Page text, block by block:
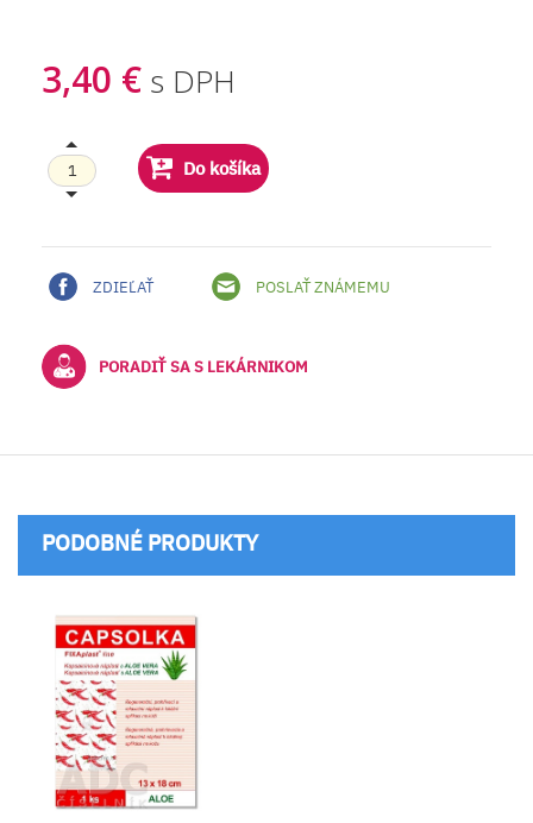
3,40 € s DPH
Do košíka
ZDIEĽAŤ POSLAŤ ZNÁMEMU
PORADIŤ SA S LEKÁRNIKOM
PODOBNÉ PRODUKTY